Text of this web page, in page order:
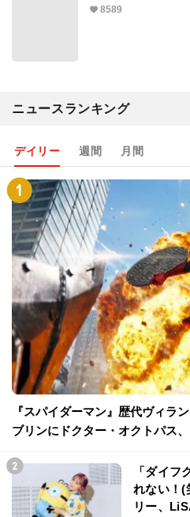
8589
ニュースランキング
デイリー 週間 月間
『スパイダーマン』歴代ヴィラ
ブリンにドクター・オクトパス
「ダイフ
れない！(
リー、